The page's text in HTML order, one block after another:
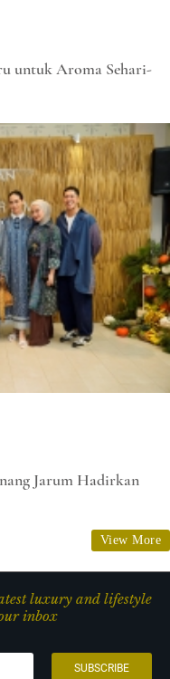
untuk Aroma Sehari-
Jarum Hadirkan
View More
luxury and lifestyle
inbox